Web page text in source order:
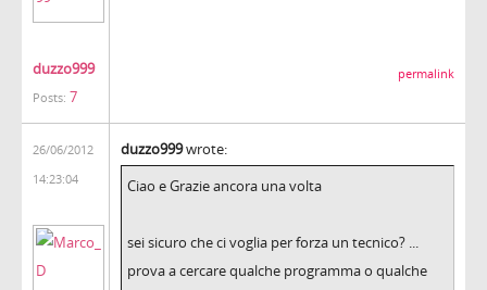
duzzo999
Posts: 7
permalink
26/06/2012
14:23:04
duzzo999wrote:
Ciao e Grazie ancora una volta
sei sicuro che ci voglia per forza un tecnico? ...
prova a cercare qualche programma o qualche